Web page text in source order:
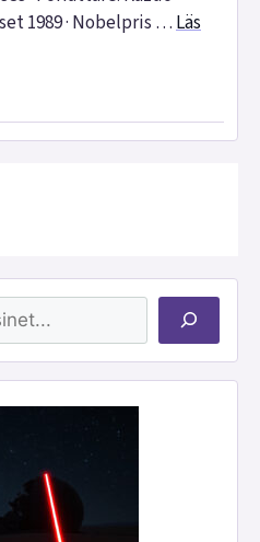
1989 · Nobelpris … Läs